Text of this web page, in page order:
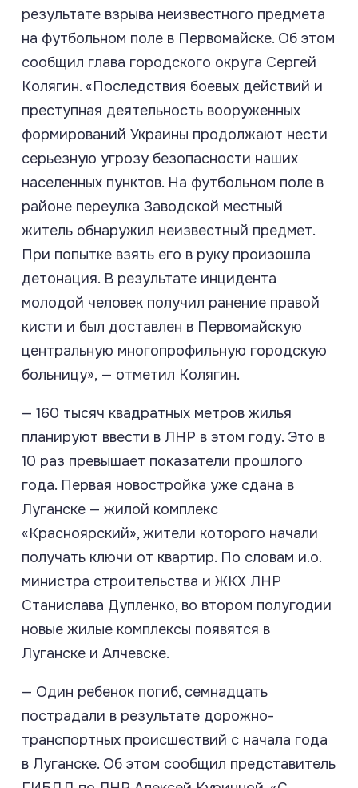
результате взрыва неизвестного предмета
на футбольном поле в Первомайске. Об этом
сообщил глава городского округа Сергей
Колягин. «Последствия боевых действий и
преступная деятельность вооруженных
формирований Украины продолжают нести
серьезную угрозу безопасности наших
населенных пунктов. На футбольном поле в
районе переулка Заводской местный
житель обнаружил неизвестный предмет.
При попытке взять его в руку произошла
детонация. В результате инцидента
молодой человек получил ранение правой
кисти и был доставлен в Первомайскую
центральную многопрофильную городскую
больницу», — отметил Колягин.
— 160 тысяч квадратных метров жилья
планируют ввести в ЛНР в этом году. Это в
10 раз превышает показатели прошлого
года. Первая новостройка уже сдана в
Луганске — жилой комплекс
«Красноярский», жители которого начали
получать ключи от квартир. По словам и.о.
министра строительства и ЖКХ ЛНР
Станислава Дупленко, во втором полугодии
новые жилые комплексы появятся в
Луганске и Алчевске.
— Один ребенок погиб, семнадцать
пострадали в результате дорожно-
транспортных происшествий с начала года
в Луганске. Об этом сообщил представитель